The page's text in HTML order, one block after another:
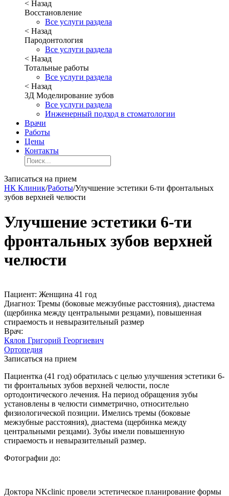
< Назад
Восстановление
Все услуги раздела
< Назад
Пародонтология
Все услуги раздела
< Назад
Тотальные работы
Все услуги раздела
< Назад
3Д Моделирование зубов
Все услуги раздела
Инженерный подход в стоматологии
Врачи
Работы
Цены
Контакты
Записаться на прием
НК Клиник/Работы/Улучшение эстетики 6-ти фронтальных
зубов верхней челюсти
Улучшение эстетики 6-ти
фронтальных зубов верхней
челюсти
Пациент: Женщина 41 год
Диагноз: Тремы (боковые межзубные расстояния), диастема
(щербинка между центральными резцами), повышенная
стираемость и невыразительный размер
Врач:
Кялов Григорий Георгиевич
Ортопедия
Записаться на прием
Пациентка (41 год) обратилась с целью улучшения эстетики 6-
ти фронтальных зубов верхней челюсти, после
ортодонтического лечения. На период обращения зубы
установлены в челюсти симметрично, относительно
физиологической позиции. Имелись тремы (боковые
межзубные расстояния), диастема (щербинка между
центральными резцами). Зубы имели повышенную
стираемость и невыразительный размер.
Фотографии до:
Доктора NKclinic провели эстетическое планирование формы